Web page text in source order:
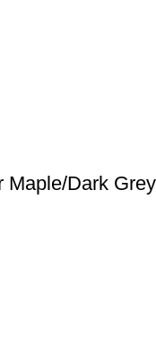
Maple/Dark Grey